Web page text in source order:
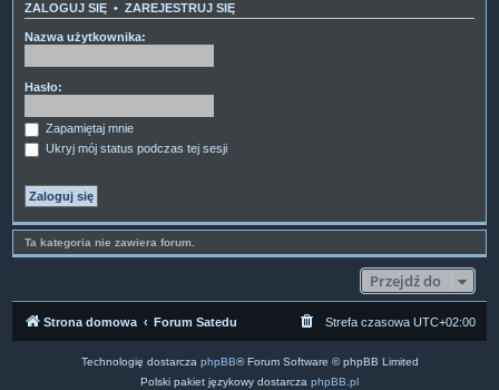
ZALOGUJ SIĘ • ZAREJESTRUJ SIĘ
Nazwa użytkownika:
Hasło:
Zapamiętaj mnie
Ukryj mój status podczas tej sesji
Ta kategoria nie zawiera forum.
Przejdź do
Strona domowa Forum Satedu Strefa czasowa UTC+02:00
Technologię dostarcza phpBB® Forum Software © phpBB Limited
Polski pakiet językowy dostarcza phpBB.pl